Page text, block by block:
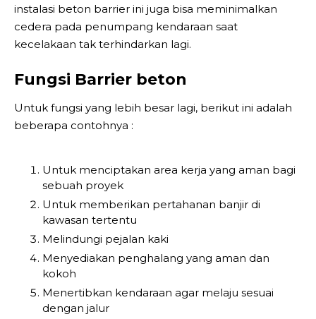
instalasi beton barrier ini juga bisa meminimalkan
cedera pada penumpang kendaraan saat
kecelakaan tak terhindarkan lagi.
Fungsi Barrier beton
Untuk fungsi yang lebih besar lagi, berikut ini adalah
beberapa contohnya :
Untuk menciptakan area kerja yang aman bagi
sebuah proyek
Untuk memberikan pertahanan banjir di
kawasan tertentu
Melindungi pejalan kaki
Menyediakan penghalang yang aman dan
kokoh
Menertibkan kendaraan agar melaju sesuai
dengan jalur